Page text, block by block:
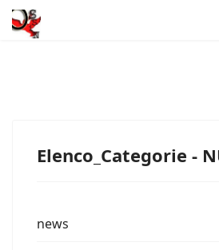
Elenco_Categorie -
news